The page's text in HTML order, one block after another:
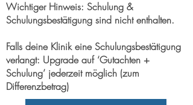
Wichtiger Hinweis: Schulung &
Schulungsbestätigung sind nicht enthalten.
Falls deine Klinik eine Schulungsbestätigung
verlangt: Upgrade auf ‘Gutachten +
Schulung’ jederzeit möglich (zum
Differenzbetrag)